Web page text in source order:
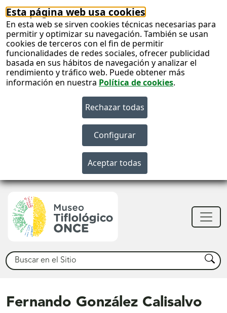
Esta página web usa cookies
En esta web se sirven cookies técnicas necesarias para
permitir y optimizar su navegación. También se usan
cookies de terceros con el fin de permitir
funcionalidades de redes sociales, ofrecer publicidad
basada en sus hábitos de navegación y analizar el
rendimiento y tráfico web. Puede obtener más
información en nuestra Política de cookies.
Buscar Buscar
Fernando González Calisalvo